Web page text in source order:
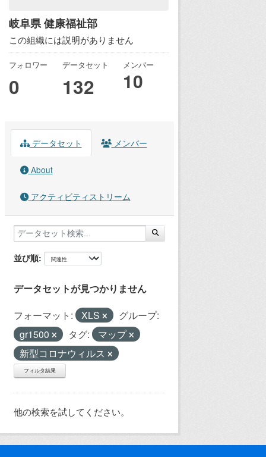
岐阜県 健康福祉部
この組織には説明がありません
フォロワー
0
データセット
132
メンバー
10
データセット メンバー
About
アクティビティストリーム
並び順
データセットが見つかりません
フォーマット: XLS
グループ:
gr1500
タグ:
マップ
新型コロナウィルス
フィルタ結果
他の検索を試してください。